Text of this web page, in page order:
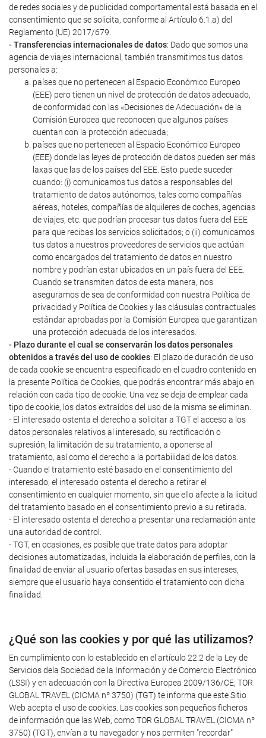
de redes sociales y de publicidad comportamental está basada en el
consentimiento que se solicita, conforme al Artículo 6.1.a) del
Reglamento (UE) 2017/679.
- Transferencias internacionales de datos: Dado que somos una
agencia de viajes internacional, también transmitimos tus datos
personales a:
países que no pertenecen al Espacio Económico Europeo
(EEE) pero tienen un nivel de protección de datos adecuado,
de conformidad con las «Decisiones de Adecuación» de la
Comisión Europea que reconocen que algunos países
cuentan con la protección adecuada;
países que no pertenecen al Espacio Económico Europeo
(EEE) donde las leyes de protección de datos pueden ser más
laxas que las de los países del EEE. Esto puede suceder
cuando: (i) comunicamos tus datos a responsables del
tratamiento de datos autónomos, tales como compañías
aéreas, hoteles, compañías de alquileres de coches, agencias
de viajes, etc. que podrían procesar tus datos fuera del EEE
para que recibas los servicios solicitados; o (ii) comunicamos
tus datos a nuestros proveedores de servicios que actúan
como encargados del tratamiento de datos en nuestro
nombre y podrían estar ubicados en un país fuera del EEE.
Cuando se transmiten datos de esta manera, nos
aseguramos de sea de conformidad con nuestra Política de
privacidad y Política de Cookies y las cláusulas contractuales
estándar aprobadas por la Comisión Europea que garantizan
una protección adecuada de los interesados.
- Plazo durante el cual se conservarán los datos personales
obtenidos a través del uso de cookies: El plazo de duración de uso
de cada cookie se encuentra especificado en el cuadro contenido en
la presente Política de Cookies, que podrás encontrar más abajo en
relación con cada tipo de cookie. Una vez se deja de emplear cada
tipo de cookie, los datos extraídos del uso de la misma se eliminan.
- El interesado ostenta el derecho a solicitar a TGT el acceso a los
datos personales relativos al interesado, su rectificación o
supresión, la limitación de su tratamiento, a oponerse al
tratamiento, así como el derecho a la portabilidad de los datos.
- Cuando el tratamiento esté basado en el consentimiento del
interesado, el interesado ostenta el derecho a retirar el
consentimiento en cualquier momento, sin que ello afecte a la licitud
del tratamiento basado en el consentimiento previo a su retirada.
- El interesado ostenta el derecho a presentar una reclamación ante
una autoridad de control.
- TGT, en ocasiones, es posible que trate datos para adoptar
decisiones automatizadas, incluida la elaboración de perfiles, con la
finalidad de enviar al usuario ofertas basadas en sus intereses,
siempre que el usuario haya consentido el tratamiento con dicha
finalidad.
¿Qué son las cookies y por qué las utilizamos?
En cumplimiento con lo establecido en el artículo 22.2 de la Ley de
Servicios dela Sociedad de la Información y de Comercio Electrónico
(LSSI) y en adecuación con la Directiva Europea 2009/136/CE, TOR
GLOBAL TRAVEL (CICMA nº 3750) (TGT) te informa que este Sitio
Web acepta el uso de cookies. Las cookies son pequeños ficheros
de información que las Web, como TOR GLOBAL TRAVEL (CICMA nº
3750) (TGT), envían a tu navegador y nos permiten "recordar"